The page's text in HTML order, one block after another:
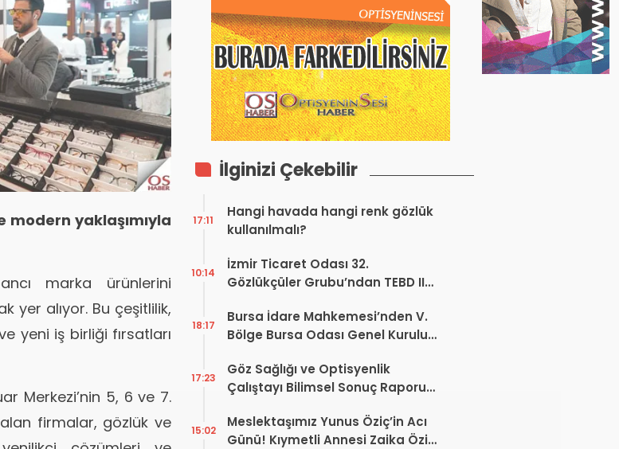
modern yaklaşımıyla
marka ürünlerini
yer alıyor. Bu çeşitlilik,
yeni iş birliği fırsatları
Merkezi’nin 5, 6 ve 7.
firmalar, gözlük ve
İlginizi Çekebilir
Hangi havada hangi renk gözlük
kullanılmalı?
17:11
İzmir Ticaret Odası 32.
Gözlükçüler Grubu’ndan TEBD II
Projesi açıklaması
10:14
Bursa İdare Mahkemesi’nden V.
Bölge Bursa Odası Genel Kurulu
18:17
Göz Sağlığı ve Optisyenlik
Çalıştayı Bilimsel Sonuç Raporu
17:23
Meslektaşımız Yunus Öziç’in Acı
Günü! Kıymetli Annesi Zaika Öziç
15:02